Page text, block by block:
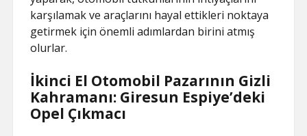
karşılamak ve araçlarını hayal ettikleri noktaya
getirmek için önemli adımlardan birini atmış
olurlar.
İkinci El Otomobil Pazarının Gizli
Kahramanı: Giresun Espiye’deki
Opel Çıkmacı